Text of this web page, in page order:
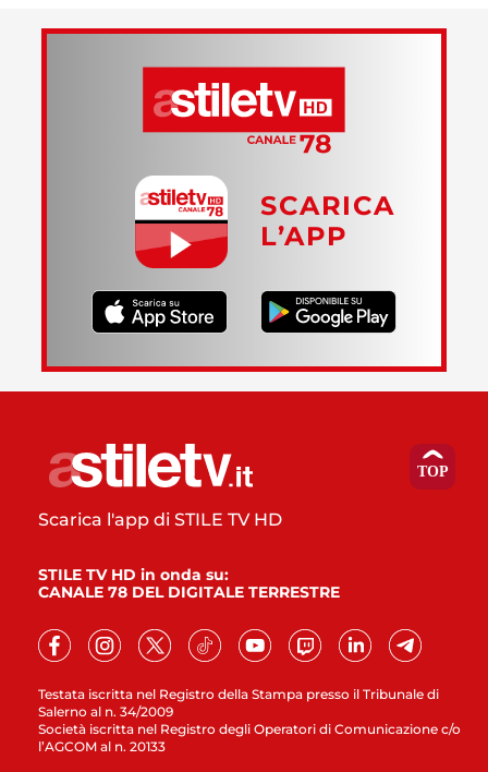
SCARICA
L’APP
Testata iscritta nel Registro della Stampa presso il Tribunale di
Salerno al n. 34/2009
Società iscritta nel Registro degli Operatori di Comunicazione c/o
l’AGCOM al n. 20133
Scarica l'app di STILE TV HD
STILE TV HD in onda su:
CANALE 78 DEL DIGITALE TERRESTRE